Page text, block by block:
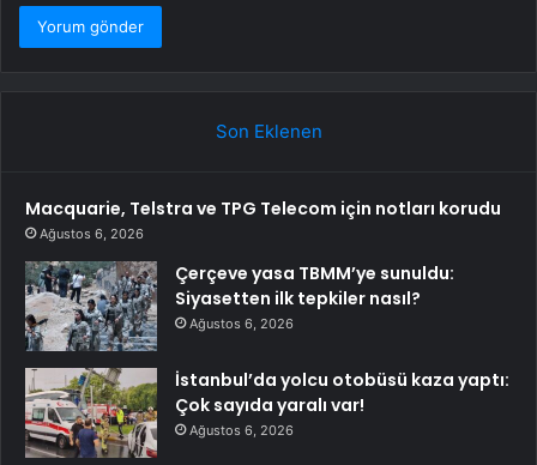
Son Eklenen
Macquarie, Telstra ve TPG Telecom için notları korudu
Ağustos 6, 2026
Çerçeve yasa TBMM’ye sunuldu:
Siyasetten ilk tepkiler nasıl?
Ağustos 6, 2026
İstanbul’da yolcu otobüsü kaza yaptı:
Çok sayıda yaralı var!
Ağustos 6, 2026